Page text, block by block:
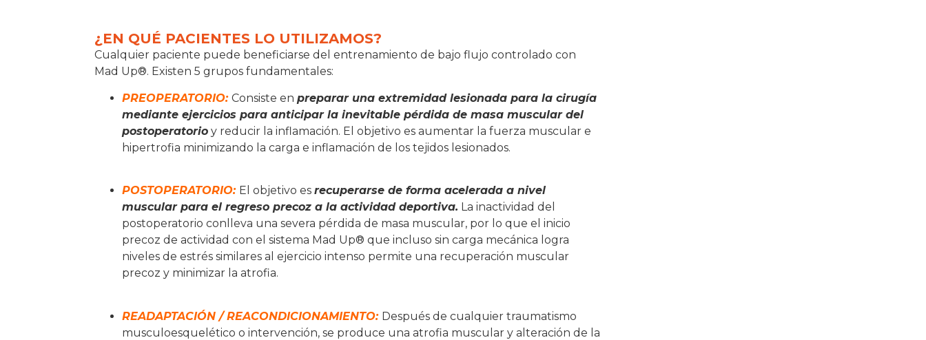
¿EN QUÉ PACIENTES LO UTILIZAMOS?
Cualquier paciente puede beneficiarse del entrenamiento de bajo flujo controlado con
Mad Up®. Existen 5 grupos fundamentales:
PREOPERATORIO: Consiste en preparar una extremidad lesionada para la cirugía
mediante ejercicios para anticipar la inevitable pérdida de masa muscular del
postoperatorio y reducir la inflamación. El objetivo es aumentar la fuerza muscular e
hipertrofia minimizando la carga e inflamación de los tejidos lesionados.
POSTOPERATORIO: El objetivo es recuperarse de forma acelerada a nivel
muscular para el regreso precoz a la actividad deportiva. La inactividad del
postoperatorio conlleva una severa pérdida de masa muscular, por lo que el inicio
precoz de actividad con el sistema Mad Up® que incluso sin carga mecánica logra
niveles de estrés similares al ejercicio intenso permite una recuperación muscular
precoz y minimizar la atrofia.
READAPTACIÓN / REACONDICIONAMIENTO: Después de cualquier traumatismo
musculoesquelético o intervención, se produce una atrofia muscular y alteración de la